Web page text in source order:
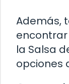
Además,
encontrar
la Salsa
opciones